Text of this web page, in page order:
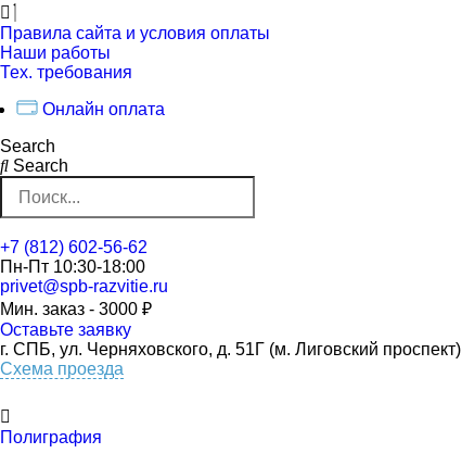
Перейти
к
контенту
Правила сайта и условия оплаты
Наши работы
Тех. требования
Онлайн оплата
Search
Search
+7 (812) 602-56-62
Пн-Пт 10:30-18:00
privet@spb-razvitie.ru
Мин. заказ - 3000 ₽
Оставьте заявку
г. СПБ, ул. Черняховского, д. 51Г (м. Лиговский проспект)
Схема проезда
Полиграфия